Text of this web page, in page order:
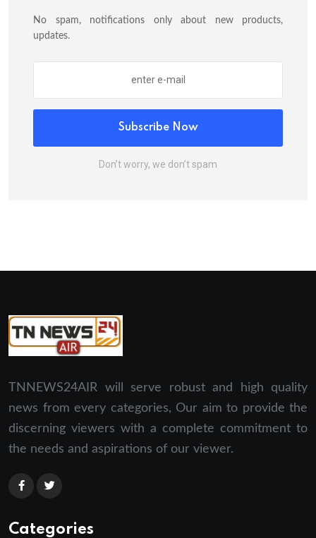
No spam, notifications only about new products,
updates.
Subscribe Now
Don’t worry, we don’t spam
TNNEWS24AIR will serve robust and high quality
news from every categories, Our aim to provide the
discerning viewers with a complete commitment to
the needs and aspirations of our viewer.
Categories